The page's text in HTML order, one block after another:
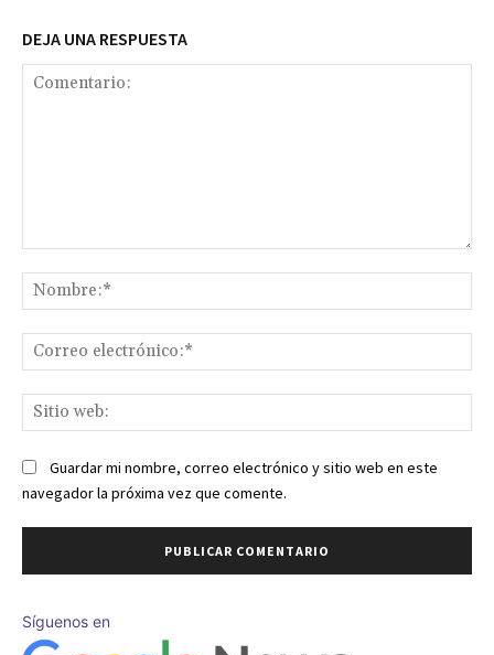
DEJA UNA RESPUESTA
Guardar mi nombre, correo electrónico y sitio web en este
navegador la próxima vez que comente.
Síguenos en